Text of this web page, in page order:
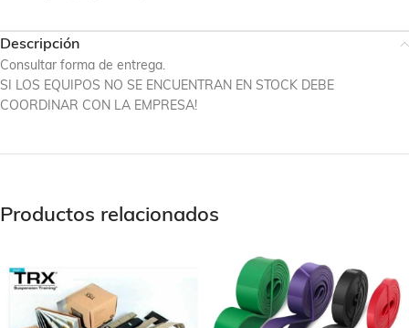
Descripción
Consultar forma de entrega.
SI LOS EQUIPOS NO SE ENCUENTRAN EN STOCK DEBE
COORDINAR CON LA EMPRESA!
Productos relacionados